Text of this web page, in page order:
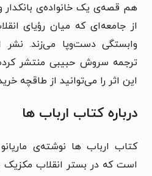
هم قصه‌ی یک خانواده‌ی
از جامعه‌ای که میان رؤیای
وابستگی دست‌وپا می‌زند. نشر
ترجمه سروش حبیبی منتشر
این اثر را می‌توانید از طاقچه
درباره کتاب ارباب ها
کتاب ارباب ها نوشته‌ی ماریانو
است که در بستر انقلاب مکزیک